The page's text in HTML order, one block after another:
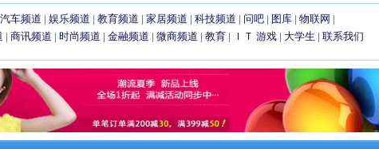
汽车频道 | 娱乐频道 | 教育频道 | 家居频道 | 科技频道 | 问吧 | 图库 | 物联网 |
| 商讯频道 | 时尚频道 | 金融频道 | 微商频道 | 教育 | ＩＴ 游戏 | 大学生 | 联系我们